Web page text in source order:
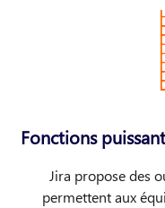
Fonctions
Jira propose des
permettent aux